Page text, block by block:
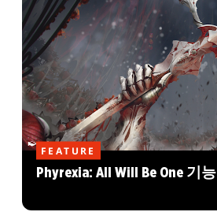
FEATURE
Phyrexia: All Will Be One 기능